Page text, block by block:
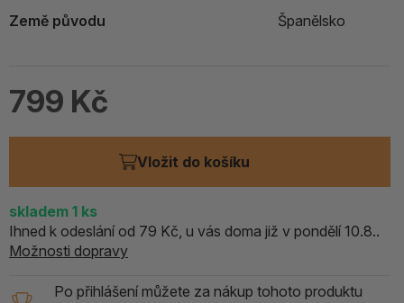
Země původu
Španělsko
799 Kč
Vložit do košíku
skladem 1 ks
Ihned k odeslání od 79 Kč, u vás doma již v pondělí 10.8..
Možnosti dopravy
Po přihlášení můžete za nákup tohoto produktu